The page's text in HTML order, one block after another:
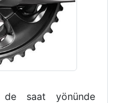
saat yönünde